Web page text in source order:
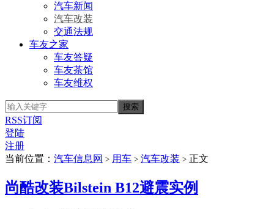
汽车新闻
汽车改装
交通法规
车友之家
车友答疑
车友茶馆
车友维权
RSS订阅
登陆
注册
当前位置： 汽车信息网 > 用车 > 汽车改装 > 正文
尚酷改装Bilstein B12避震实例